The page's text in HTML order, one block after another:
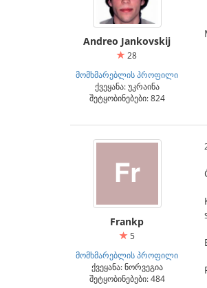
Andreo Jankovskij
28
მომხმარებლის პროფილი
ქვეყანა: უკრაინა
შეტყობინებები: 824
Frankp
5
მომხმარებლის პროფილი
ქვეყანა: ნორვეგია
შეტყობინებები: 484